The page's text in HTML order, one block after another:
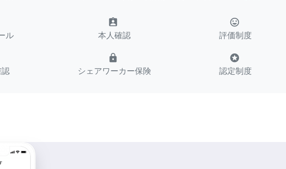
ル
assignment_ind
本人確認
tag_faces
評価制度
lock
シェアワーカー保険
stars
認定制度